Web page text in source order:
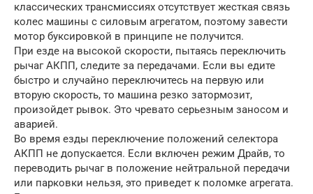
классических трансмиссиях отсутствует жесткая связь
колес машины с силовым агрегатом, поэтому завести
мотор буксировкой в принципе не получится.
При езде на высокой скорости, пытаясь переключить
рычаг АКПП, следите за передачами. Если вы едите
быстро и случайно переключитесь на первую или
вторую скорость, то машина резко затормозит,
произойдет рывок. Это чревато серьезным заносом и
аварией.
Во время езды переключение положений селектора
АКПП не допускается. Если включен режим Драйв, то
переводить рычаг в положение нейтральной передачи
или парковки нельзя, это приведет к поломке агрегата.